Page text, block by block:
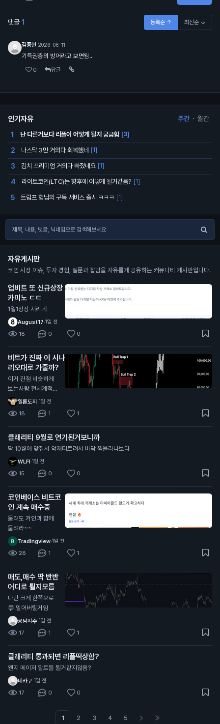
댓글 1 등록순 ↑ 최신순 ↓
김종현·2026-06-11
기득권층의 방어라고 보면됨..
0 답글
인기자유 주간 · 월간
1 난 다른거보다 리플이 어떻게 될지 궁금함 [3]
2 나스닥 3만 거의다 회복했네 [1]
3 김치 프리미엄 거의다 빠졌네요 [1]
4 라이트코인(LTC)는 향후에 어떻게 될거같음? [1]
5 트럼프 형님의 구독 서비스 출시 ㅋㅋㅋ [1]
자유게시판
코인 시장 이슈, 투자 경험, 질문과 잡담을 자유롭게 공유하는 커뮤니티 게시판입니다.
업비트 또 신규상장
카미노 ㄷㄷ
1일1상장 지리네
August17·1일 전
18 0 0
비트가 진짜 이 시나
리오대로 가줄까?
이거 관점 비슷하게
보는사람 전세계적으
로 너무 많던데
일론도지·1일 전
18 1 1
클래리티 9월로 연기된거보니까
딱 10월에 맞춰서 악재터트려서 바닥 찍을라나보다
WLFI·1일 전
15 0 0
코인베이스 비트코
인 계속 매수중
물려도 거인과 함께
물려라~~
Tradingview·1일 전
28 1 1
매도,매수 딱 반반
어디로 튈지모름
다만 크게 한쪽으로
쭊 밀어버릴거임
공탐지수·1일 전
17 1 1
클래리티 통과되면 리플떡상함?
왠지 메이저 알트들 뛸거같지않음?
네카구·1일 전
17 0 0
1 2 3 4 5